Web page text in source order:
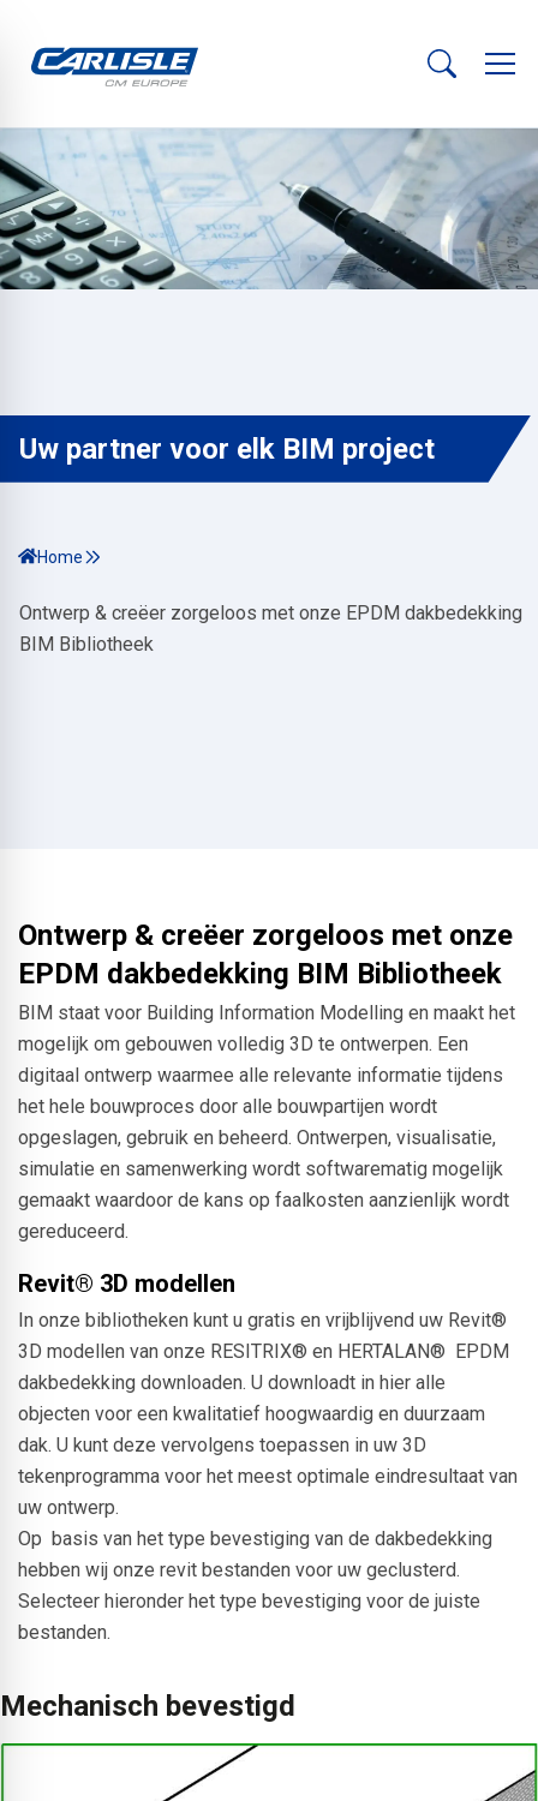
Home
Ontwerp & creëer zorgeloos met onze EPDM dakbedekking
BIM Bibliotheek
Uw partner voor elk BIM project
Ontwerp & creëer zorgeloos met onze
EPDM dakbedekking BIM Bibliotheek
BIM staat voor Building Information Modelling en maakt het
mogelijk om gebouwen volledig 3D te ontwerpen. Een
digitaal ontwerp waarmee alle relevante informatie tijdens
het hele bouwproces door alle bouwpartijen wordt
opgeslagen, gebruik en beheerd. Ontwerpen, visualisatie,
simulatie en samenwerking wordt softwarematig mogelijk
gemaakt waardoor de kans op faalkosten aanzienlijk wordt
gereduceerd.
Revit® 3D modellen
In onze bibliotheken kunt u gratis en vrijblijvend uw Revit®
3D modellen van onze RESITRIX® en HERTALAN® EPDM
dakbedekking downloaden. U downloadt in hier alle
objecten voor een kwalitatief hoogwaardig en duurzaam
dak. U kunt deze vervolgens toepassen in uw 3D
tekenprogramma voor het meest optimale eindresultaat van
uw ontwerp.
Op basis van het type bevestiging van de dakbedekking
hebben wij onze revit bestanden voor uw geclusterd.
Selecteer hieronder het type bevestiging voor de juiste
bestanden.
Mechanisch bevestigd